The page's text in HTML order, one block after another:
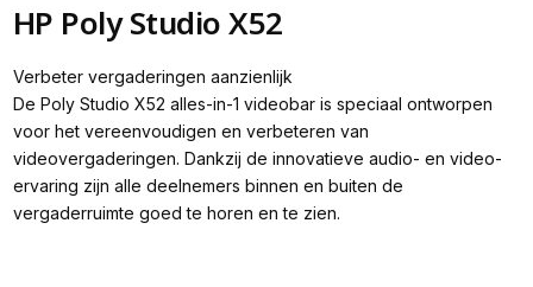
HP Poly Studio X52
Verbeter vergaderingen aanzienlijk
De Poly Studio X52 alles-in-1 videobar is speciaal ontworpen
voor het vereenvoudigen en verbeteren van
videovergaderingen. Dankzij de innovatieve audio- en video-
ervaring zijn alle deelnemers binnen en buiten de
vergaderruimte goed te horen en te zien.